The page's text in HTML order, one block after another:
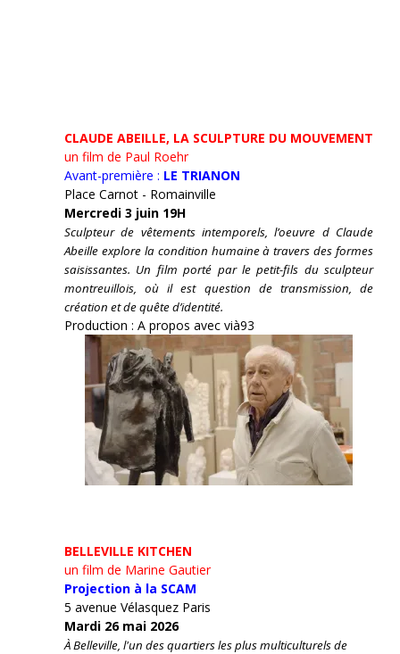
CLAUDE ABEILLE, LA SCULPTURE DU MOUVEMENT
un film de Paul Roehr
Avant-première : LE TRIANON
Place Carnot - Romainville
Mercredi 3 juin 19H
Sculpteur de vêtements intemporels, l’oeuvre d Claude
Abeille explore la condition humaine à travers des formes
saisissantes. Un film porté par le petit-fils du sculpteur
montreuillois, où il est question de transmission, de
création et de quête d’identité.
Production : A propos avec vià93
BELLEVILLE KITCHEN
un film de Marine Gautier
Projection à la SCAM
5 avenue Vélasquez Paris
Mardi 26 mai 2026
À Belleville, l'un des quartiers les plus multiculturels de